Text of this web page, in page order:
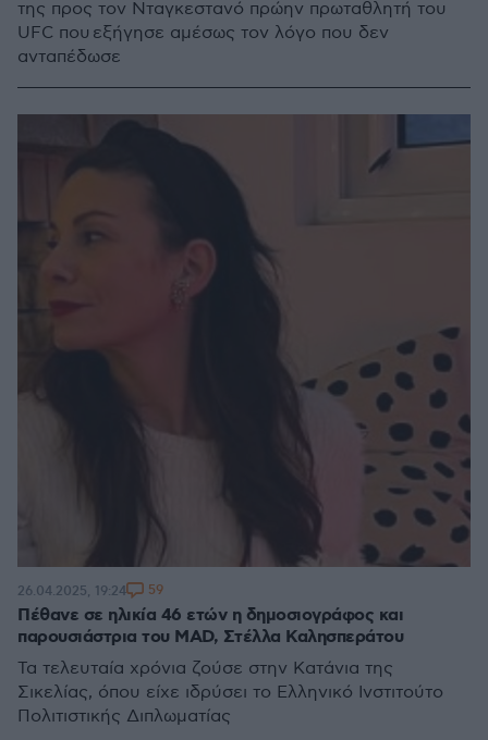
της προς τον Νταγκεστανό πρώην πρωταθλητή του
UFC που εξήγησε αμέσως τον λόγο που δεν
ανταπέδωσε
Πέθανε σε ηλικία 46 ετών η δημοσιογράφος και
παρουσιάστρια του MAD, Στέλλα Καλησπεράτου
Τα τελευταία χρόνια ζούσε στην Κατάνια της
Σικελίας, όπου είχε ιδρύσει το Ελληνικό Ινστιτούτο
Πολιτιστικής Διπλωματίας
26.04.2025, 19:24 59